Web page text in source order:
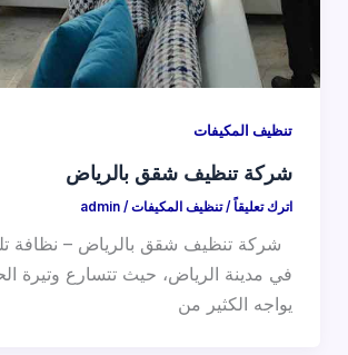
تنظيف المكيفات
شركة تنظيف شقق بالرياض
اترك تعليقاً /تنظيف المكيفات/
admin
شركة تنظيف شقق بالرياض – نظافة
في مدينة الرياض، حيث تتسارع وتيرة
يواجه الكثير من